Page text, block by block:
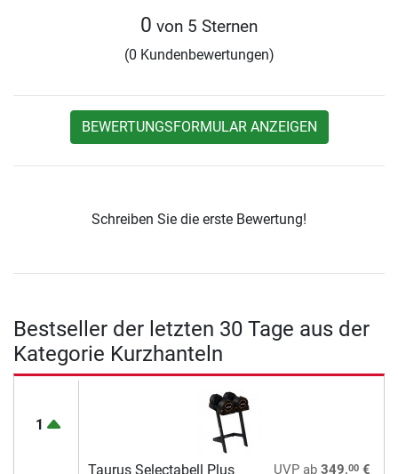
0 von 5 Sternen
(0 Kundenbewertungen)
BEWERTUNGSFORMULAR ANZEIGEN
Schreiben Sie die erste Bewertung!
Bestseller der letzten 30 Tage aus der
Kategorie Kurzhanteln
1
Taurus Selectabell Plus
UVPab 349,00€